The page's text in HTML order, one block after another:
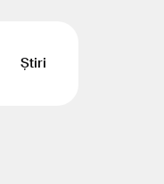
Știri